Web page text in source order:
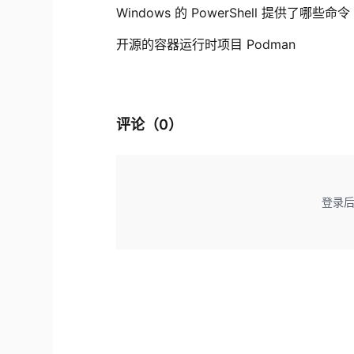
Windows 的 PowerShell 提供了哪些命令
开源的容器运行时项目 Podman
评论（0）
登录